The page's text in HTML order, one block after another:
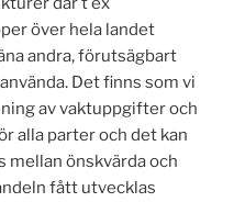
över hela landet
andra, förutsägbart
Det finns som vi
av vaktuppgifter och
alla parter och det kan
mellan önskvärda och
fått utvecklas